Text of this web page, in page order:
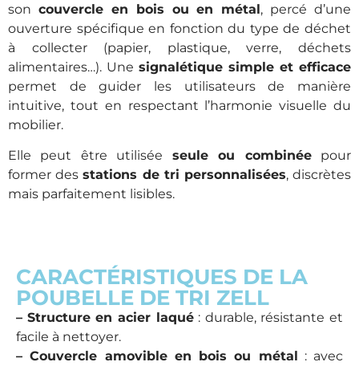
son couvercle en bois ou en métal, percé d’une
ouverture spécifique en fonction du type de déchet
à collecter (papier, plastique, verre, déchets
alimentaires…). Une signalétique simple et efficace
permet de guider les utilisateurs de manière
intuitive, tout en respectant l’harmonie visuelle du
mobilier.
Elle peut être utilisée seule ou combinéepour
former desstations de tri personnalisées, discrètes
mais parfaitement lisibles.
CARACTÉRISTIQUES DE LA
POUBELLE DE TRI ZELL
– Structure en acier laqué: durable, résistante et
facile à nettoyer.
– Couvercle amovible en bois ou métal : avec